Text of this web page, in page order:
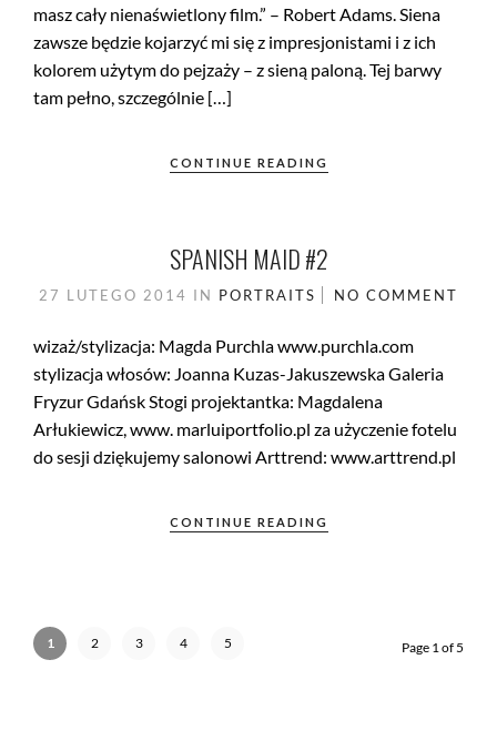
masz cały nienaświetlony film.” – Robert Adams. Siena
zawsze będzie kojarzyć mi się z impresjonistami i z ich
kolorem użytym do pejzaży – z sieną paloną. Tej barwy
tam pełno, szczególnie […]
CONTINUE READING
SPANISH MAID #2
27 LUTEGO 2014 IN PORTRAITS NO COMMENT
wizaż/stylizacja: Magda Purchla www.purchla.com
stylizacja włosów: Joanna Kuzas-Jakuszewska Galeria
Fryzur Gdańsk Stogi projektantka: Magdalena
Arłukiewicz, www. marluiportfolio.pl za użyczenie fotelu
do sesji dziękujemy salonowi Arttrend: www.arttrend.pl
CONTINUE READING
1 2 3 4 5 Page 1 of 5